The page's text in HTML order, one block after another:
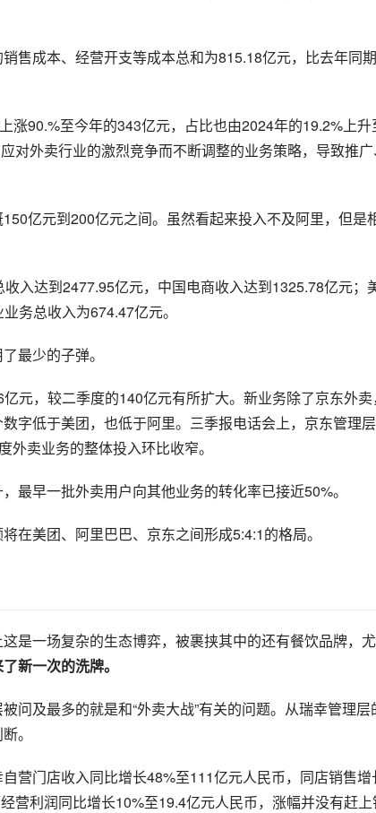
售成本、经营开支等成本总和为815.18亿元，比去年同期
涨90.%至今年的343亿元，占比也由2024年的19.2%上升
外卖行业的激烈竞争而不断调整的业务策略，导致推广
亿元到200亿元之间。虽然看起来投入不及阿里，但是
入达到2477.95亿元，中国电商收入达到1325.78亿元；
务总收入为674.47亿元。
最少的子弹。
元，较二季度的140亿元有所扩大。新业务除了京东外卖
字低于美团，也低于阿里。三季报电话会上，京东管理
外卖业务的整体投入环比收窄。
最早一批外卖用户向其他业务的转化率已接近50%。
在美团、阿里巴巴、京东之间形成5:4:1的格局。
是一场复杂的生态博弈，被裹挟其中的还有餐饮品牌，
新一次的洗牌。
问及最多的就是和“外卖大战”有关的问题。从瑞幸管理层
。
营门店收入同比增长48%至111亿元人民币，同店销售增
营利润同比增长10%至19.4亿元人民币，涨幅并没有赶上